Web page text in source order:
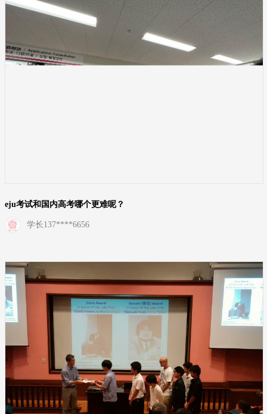
eju考试和国内高考哪个更难呢？
学长137****6656